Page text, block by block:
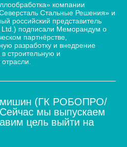
компании
Стальные Решения» и
российский представитель
Ltd.) подписали Меморандум о
партнёрстве,
разработку и внедрение
в строительную и
(ГК РОБОПРО/
мы выпускаем
цель выйти на